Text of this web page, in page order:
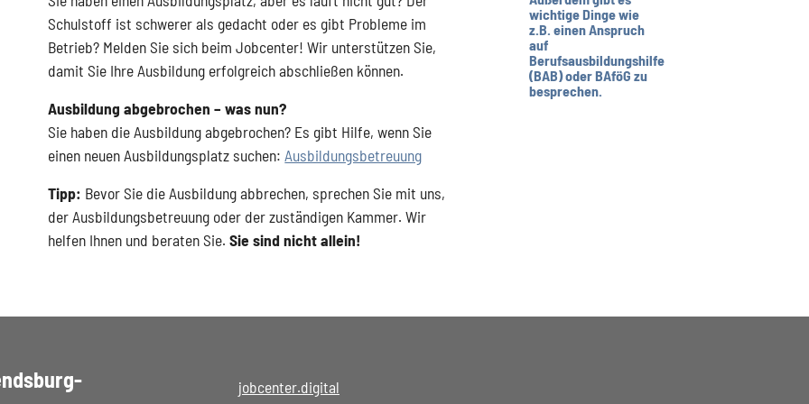
Schulstoff ist schwerer als gedacht oder es gibt Probleme im
Betrieb? Melden Sie sich beim Jobcenter! Wir unterstützen Sie,
damit Sie Ihre Ausbildung erfolgreich abschließen können.
Ausbildung abgebrochen – was nun?
Sie haben die Ausbildung abgebrochen? Es gibt Hilfe, wenn Sie
einen neuen Ausbildungsplatz suchen:Ausbildungsbetreuung
Tipp: Bevor Sie die Ausbildung abbrechen, sprechen Sie mit uns,
der Ausbildungsbetreuung oder der zuständigen Kammer. Wir
helfen Ihnen und beraten Sie.Sie sind nicht allein!
wichtige Dinge wie
z.B. einen Anspruch
auf
Berufsausbildungshilfe
(BAB) oder BAföG zu
besprechen.
jobcenter.digital